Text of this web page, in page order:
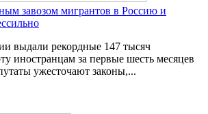
завозом мигрантов в Россию и
выдали рекордные 147 тысяч
иностранцам за первые шесть месяцев
ужесточают законы,...